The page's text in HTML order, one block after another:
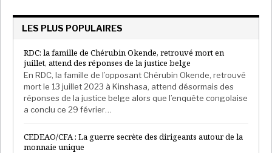
LES PLUS POPULAIRES
RDC: la famille de Chérubin Okende, retrouvé mort en
juillet, attend des réponses de la justice belge
En RDC, la famille de l’opposant Chérubin Okende, retrouvé
mort le 13 juillet 2023 à Kinshasa, attend désormais des
réponses de la justice belge alors que l’enquête congolaise
a conclu ce 29 février…
CEDEAO/CFA : La guerre secrète des dirigeants autour de la
monnaie unique